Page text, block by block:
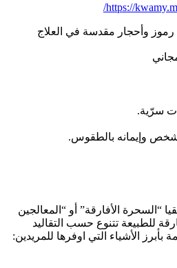
https://
سرّية.
وإيمانه بالطقوس.
“السحرة الأفارقة” أو “المعالجين
للطبيعة تتنوع حسب التقاليد
بأبرز الأشياء التي اوفرها للمريدين: